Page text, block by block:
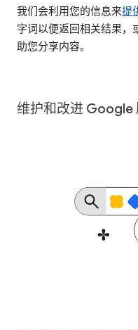
我们会利用您的信息来提
字词以便返回相关结果，
助您分享内容。
维护和改进 Google